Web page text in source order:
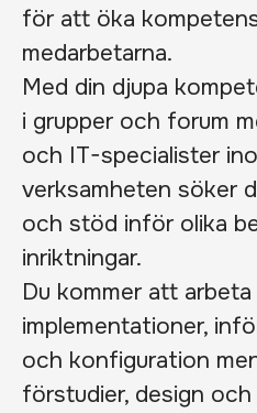
för att öka
medarbetarna.
Med din djupa
i grupper och forum
och IT-specialister
verksamheten söker
och stöd inför olika
inriktningar.
Du kommer att
implementationer,
och konfiguration
förstudier, design och